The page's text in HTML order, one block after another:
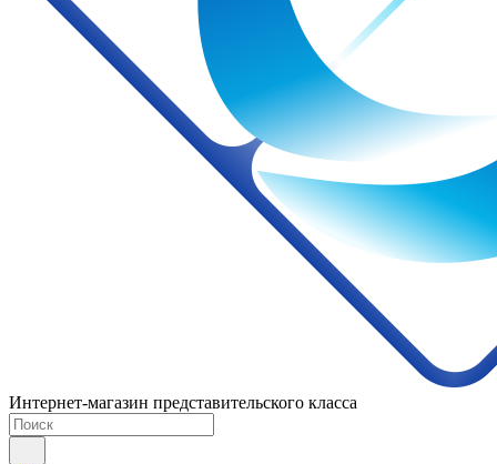
Интернет-магазин представительского класса